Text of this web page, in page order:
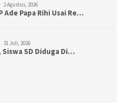
2 Agustus, 2026
Ade Papa Rihi Usai Re…
31 Juli, 2026
Siswa SD Diduga Di…